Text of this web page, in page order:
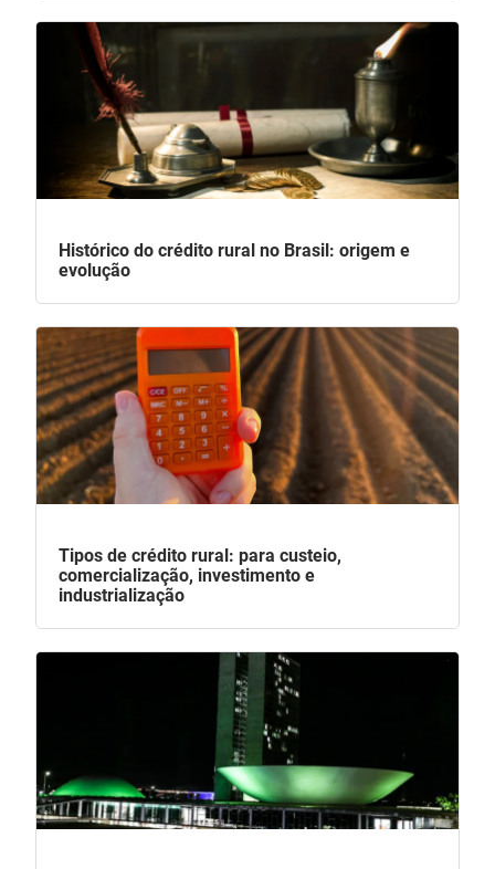
Histórico do crédito rural no Brasil: origem e
evolução
Tipos de crédito rural: para custeio,
comercialização, investimento e
industrialização